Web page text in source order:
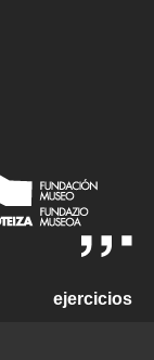
ejercicios